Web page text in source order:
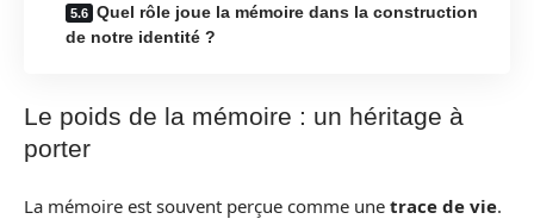
Quel rôle joue la mémoire dans la construction
de notre identité ?
Le poids de la mémoire : un héritage à
porter
La mémoire est souvent perçue comme une trace de vie.